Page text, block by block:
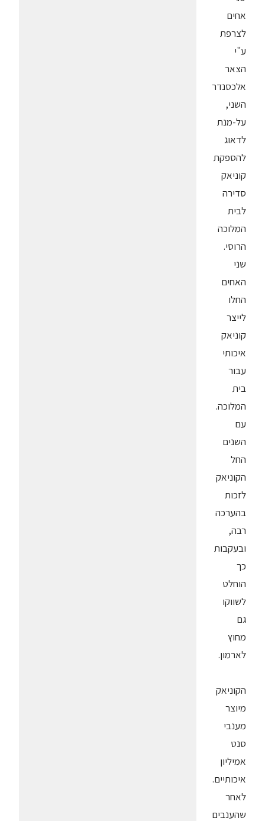
אחים
לצרפת
ע"י
הצאר
אלכסנדר
השני,
על-מנת
לדאוג
להספקת
קוניאק
סדירה
לבית
המלוכה
הרוסי.
שני
האחים
החלו
לייצר
קוניאק
איכותי
עבור
בית
המלוכה.
עם
השנים
החל
הקוניאק
לזכות
בהערכה
רבה,
ובעקבות
כך
הוחלט
לשווקו
גם
מחוץ
לארמון.
הקוניאק
מיוצר
מענבי
סנט
אמיליון
איכותיים.
לאחר
שהענבים